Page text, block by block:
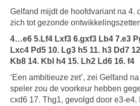
Gelfand mijdt de hoofdvariant na 4.
zich tot gezonde
4…e6 5.Lf4 Lxf3 6.gxf3 Lb4 7.e3
Lxc4 Pd5 10. Lg3 h5 11. h3 Dd7
Kb8 14. Kbl h4 15. Lh2 Ld6 16. f4
‘Een ambitieuze zet’, zei Gelfand
speler zou de voorkeur hebben
cxd6 17. Thg1, gevolgd door e3-